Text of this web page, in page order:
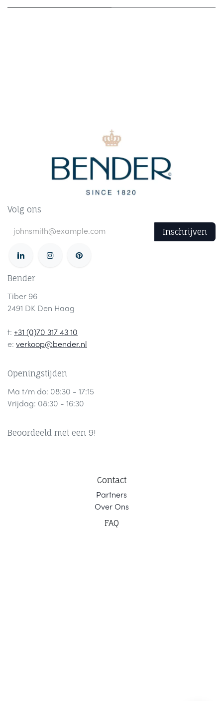
Volg ons
Inschrijven
Bender
Tiber 96
2491 DK Den Haag
t: +31 (0)70 317 43 10
e: verkoop@bender.nl
Openingstijden
Ma t/m do: 08:30 - 17:15
Vrijdag: 08:30 - 16:30
Beoordeeld met een 9!
Contact
Partners
Over Ons
FAQ